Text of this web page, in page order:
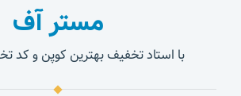
مستر آف
با استاد تخفیف بهترین کوپن و کد